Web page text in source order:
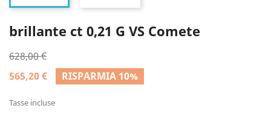
brillante ct 0,21 G VS Comete
628,00 €
565,20 €
RISPARMIA 10%
Tasse incluse